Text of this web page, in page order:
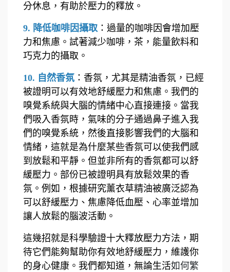
分休息，有助於壓力的釋放。
9. 降低咖啡因攝取： 過量的咖啡因會增加壓
力和焦慮。試著減少咖啡，茶，能量飲料和
巧克力的攝取。
10. 自然香氛 ：香氛，尤其是精油香氛，已經
被證明可以有效地舒緩壓力和焦慮。我們的
嗅覺系統與大腦的情緒中心直接連接。當我
們吸入香氛時，氣味的分子通過鼻子進入我
們的嗅覺系統，然後直接影響我們的大腦和
情緒，這就是為什麼某些香氛可以使我們感
到放鬆和平靜。 但並非所有的香氛都可以舒
緩壓力。部份已被證明具有放鬆效果的香
氛。例如，根據研究薰衣草精油被廣泛認為
可以舒緩壓力、焦慮降低血壓、心率並增加
讓人放鬆的腦波活動。
這幾招就是科學驗證十大釋放壓力方法，期
待它們能夠幫助你有效地舒緩壓力，維護你
的身心健康。我們都知道，無論生活如何繁